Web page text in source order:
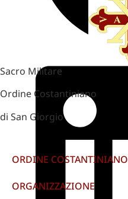
Sacro Militare
Ordine Costantiniano
di San Giorgio
ORDINE COSTANTINIANO
ORGANIZZAZIONE